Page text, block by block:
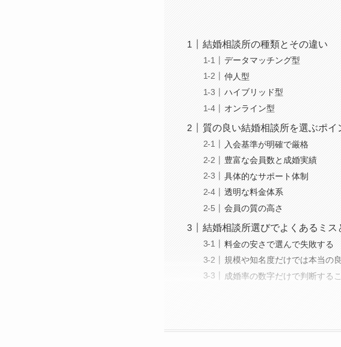
結婚相談所の種類とその違い
データマッチング型
仲人型
ハイブリッド型
オンライン型
質の良い結婚相談所を選ぶポイ
入会基準が明確で厳格
豊富な会員数と成婚実績
具体的なサポート体制
透明な料金体系
会員の質の高さ
結婚相談所選びでよくあるミス
料金の安さで選んで失敗する
規模や知名度だけでは本当の
成婚率の数字だけで判断する